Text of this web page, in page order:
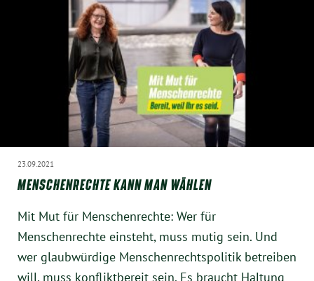
23.09.2021
MENSCHENRECHTE KANN MAN WÄHLEN
Mit Mut für Menschenrechte: Wer für
Menschenrechte einsteht, muss mutig sein. Und
wer glaubwürdige Menschenrechtspolitik betreiben
will, muss konfliktbereit sein. Es braucht Haltung